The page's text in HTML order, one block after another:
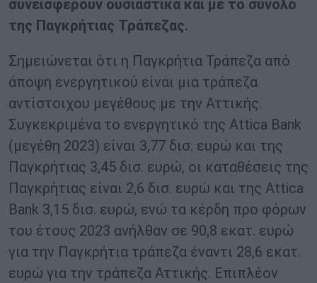
συνεισφέρουν ουσιαστικά και με το σύνολο
της Παγκρήτιας Τράπεζας.
Σημειώνεται ότι η Παγκρήτια Τράπεζα από
άποψη ενεργητικού είναι μια τράπεζα
αντίστοιχου μεγέθους με την Αττικής.
Συγκεκριμένα το ενεργητικό της Attica Bank
(μεγέθη 2023) είναι 3,77 δισ. ευρώ και της
Παγκρήτιας 3,45 δισ. ευρώ, οι καταθέσεις της
Παγκρήτιας είναι 2,6 δισ. ευρώ και της Attica
Bank 3,15 δισ. ευρώ, ενώ τα κέρδη προ φόρων
του έτους 2023 ανήλθαν σε 90,8 εκατ. ευρώ
για την Παγκρήτια τράπεζα έναντι 28,6 εκατ.
ευρώ για την τράπεζα Αττικής. Επιπλέον